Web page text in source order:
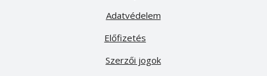
Előfizetés
Adatvédelem
Szerzői jogok